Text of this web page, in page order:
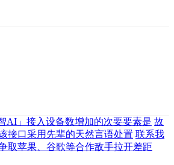
AI」接入设备数增加的次要要素是 故
接口采用先辈的天然言语处置 联系我
取苹果、谷歌等合作敌手拉开差距